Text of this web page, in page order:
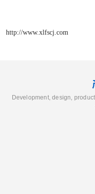
http://www.xlfscj.com
Development, design,